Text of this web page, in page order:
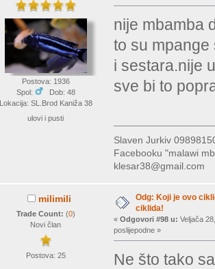
Postova: 1936
Spol:
Dob: 48
Lokacija: SL.Brod Kaniža 38
ulovi i pusti
nije mbamba
to su
i sestara.nije
sve bi to
Slaven Jurkiv
Facebooku "malawi
klesar38@gmail.com
milimili
Trade Count: (0)
Novi član
Postova: 25
Odg: Koji je ovo
ciklida!
« Odgovori #98 u: Veljača
poslijepodne »
Ne što tako